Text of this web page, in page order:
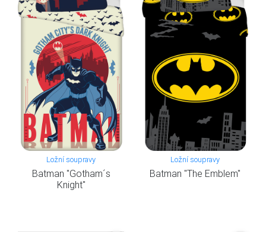
Ložní soupravy
Batman "Gotham´s
Knight"
Ložní soupravy
Batman "The Emblem"